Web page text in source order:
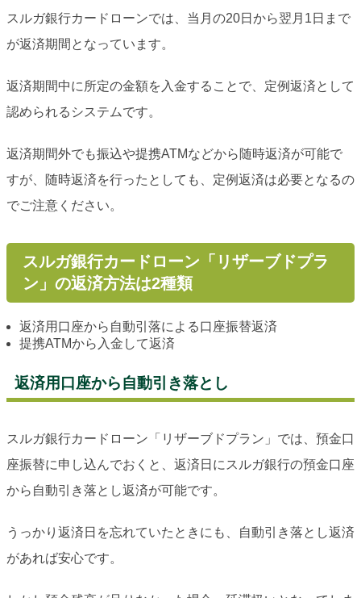
スルガ銀行カードローンでは、当月の20日から翌月1日まで
が返済期間となっています。
返済期間中に所定の金額を入金することで、定例返済として
認められるシステムです。
返済期間外でも振込や提携ATMなどから随時返済が可能で
すが、随時返済を行ったとしても、定例返済は必要となるの
でご注意ください。
スルガ銀行カードローン「リザーブドプラ
ン」の返済方法は2種類
返済用口座から自動引落による口座振替返済
提携ATMから入金して返済
返済用口座から自動引き落とし
スルガ銀行カードローン「リザーブドプラン」では、預金口
座振替に申し込んでおくと、返済日にスルガ銀行の預金口座
から自動引き落とし返済が可能です。
うっかり返済日を忘れていたときにも、自動引き落とし返済
があれば安心です。